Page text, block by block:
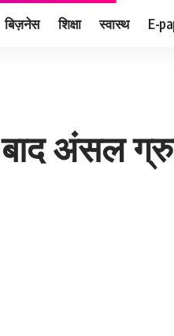
बिज़नेस शिक्षा स्वास्थ E-
अंसल